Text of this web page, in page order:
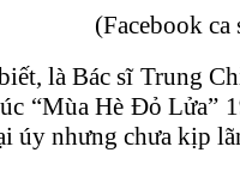
(Facebook
là Bác sĩ Trung
“Mùa Hè Đỏ
úy nhưng chưa kịp